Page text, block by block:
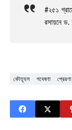
#২৫১
রসায়নে ড.
কৌতূহল গবেষণা প্রেরণা